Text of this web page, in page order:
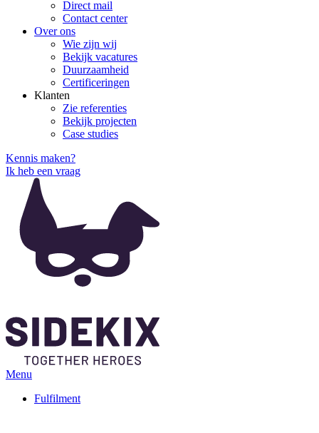
Direct mail
Contact center
Over ons
Wie zijn wij
Bekijk vacatures
Duurzaamheid
Certificeringen
Klanten
Zie referenties
Bekijk projecten
Case studies
Kennis maken?
Ik heb een vraag
Menu
Fulfilment